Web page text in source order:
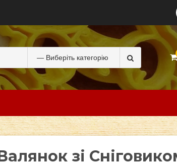
for:
зі